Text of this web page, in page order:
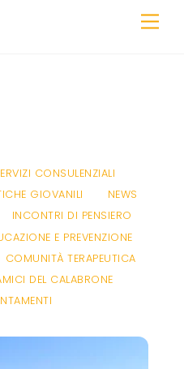
CONSULENZIALI
GIOVANILI
NEWS
INCONTRI DI PENSIERO
E PREVENZIONE
COMUNITÀ TERAPEUTICA
DEL CALABRONE